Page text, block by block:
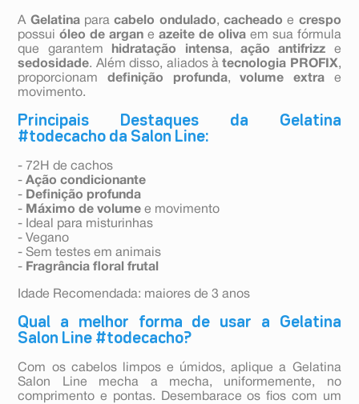
A Gelatinapara cabelo ondulado,cacheado e crespo
possui óleo de argan e azeite de olivaem sua fórmula
que garantem
hidratação intensa, ação antifrizz e
sedosidade. Além disso, aliados àtecnologia PROFIX,
proporcionamdefinição profunda,volume extra e
movimento.
Principais Destaques da Gelatina
#todecacho da Salon Line:
- 72H de cachos
-Ação condicionante
- Definição profunda
- Máximo de volume e movimento
- Ideal para misturinhas
- Vegano
- Sem testes em animais
- Fragrância floral frutal
Idade Recomendada: maiores de 3 anos
Qual a melhor forma de usar a Gelatina
Salon Line #todecacho?
Com os cabelos limpos e úmidos, aplique a Gelatina
Salon Line mecha a mecha, uniformemente, no
comprimento e pontas. Desembarace os fios com um